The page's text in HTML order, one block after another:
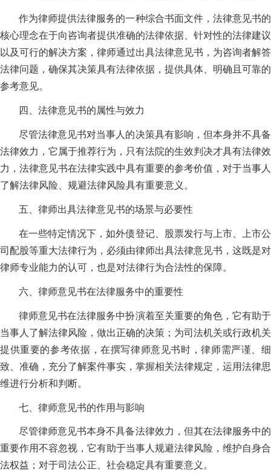
作为律师提供法律服务的一种综合书面文件，法律意见书的
核心理念在于向咨询者提供准确的法律依据、针对性的法律建议
以及可行的解决方案，律师通过出具法律意见书，为咨询者解答
法律问题，确保其决策具有法律依据，提供具体、明确且可靠的
参考意见。
四、法律意见书的属性与效力
尽管法律意见书对当事人的决策具有影响，但本身并不具备
法律效力，它属于推荐行为，只有法院的生效判决才具有法律效
力，法律意见书在法律实践中具有重要的参考价值，对于当事人
了解法律风险、规避法律风险具有重要意义。
五、律师出具法律意见书的场景与必要性
在一些特定情况下，如外债登记、股票发行与上市、上市公
司配股等重大法律行为，必须由律师出具法律意见书，这既是对
律师专业能力的认可，也是对法律行为合法性的保障。
六、律师意见书在法律服务中的重要性
律师意见书在法律服务中扮演着至关重要的角色，它有助于
当事人了解法律风险，做出正确的决策；为司法机关或行政机关
提供重要的参考依据，在撰写律师意见书时，律师需严谨、细
致、准确，充分了解案件事实，掌握相关法律规定，运用法律思
维进行分析和判断。
七、律师意见书的作用与影响
尽管律师意见书本身不具备法律效力，但其在法律服务中的
重要作用不容忽视，它有助于当事人规避法律风险，维护自身合
法权益；对于司法公正、社会稳定具有重要意义。